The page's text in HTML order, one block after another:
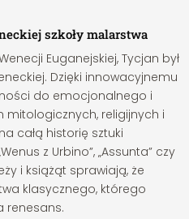
szkoły malarstwa
Euganejskiej, Tycjan był
Dzięki innowacyjnemu
do emocjonalnego i
religijnych i
całą historię sztuki
z Urbino”, „Assunta” czy
i książąt sprawiają, że
klasycznego, którego
renesans.